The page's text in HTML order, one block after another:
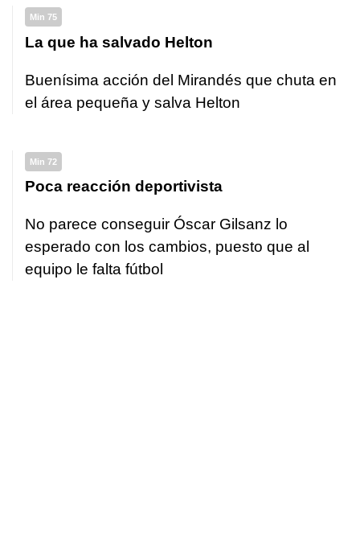
Min 75
La que ha salvado Helton
Buenísima acción del Mirandés que chuta en
el área pequeña y salva Helton
Min 72
Poca reacción deportivista
No parece conseguir Óscar Gilsanz lo
esperado con los cambios, puesto que al
equipo le falta fútbol